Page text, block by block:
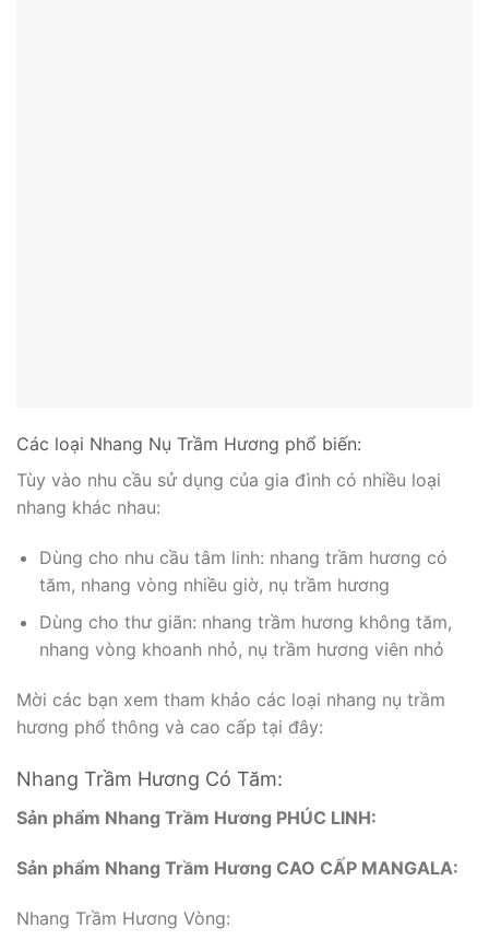
Tùy vào nhu cầu sử dụng của gia đình có nhiều loại
nhang khác nhau:
Dùng cho nhu cầu tâm linh: nhang trầm hương có
Dùng cho thư giãn: nhang trầm hương không tăm,
nhang vòng khoanh nhỏ, nụ trầm hương viên nhỏ
Mời các bạn xem tham khảo các loại nhang nụ trầm
hương phổ thông và cao cấp tại đây:
Nhang Trầm Hương Có Tăm:
Sản phẩm Nhang Trầm Hương PHÚC LINH: